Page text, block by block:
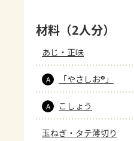
材料（2人分）
あじ・正味
A 「やさしお®」
A こしょう
玉ねぎ・タテ薄切り